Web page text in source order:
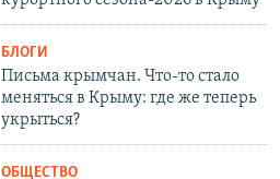
БЛОГИ
Письма крымчан. Что-то стало
меняться в Крыму: где же теперь
укрыться?
ОБЩЕСТВО